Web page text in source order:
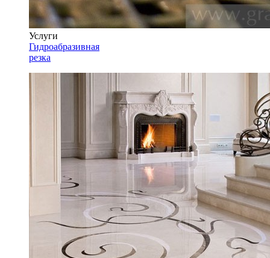
Услуги
Гидроабразивная
резка